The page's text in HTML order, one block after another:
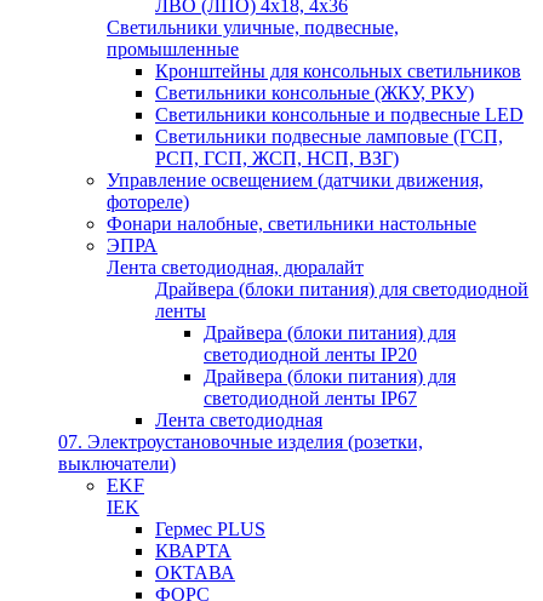
ЛВО (ЛПО) 4х18, 4х36
Светильники уличные, подвесные,
промышленные
Кронштейны для консольных светильников
Светильники консольные (ЖКУ, РКУ)
Светильники консольные и подвесные LED
Светильники подвесные ламповые (ГСП,
РСП, ГСП, ЖСП, НСП, ВЗГ)
Управление освещением (датчики движения,
фотореле)
Фонари налобные, светильники настольные
ЭПРА
Лента светодиодная, дюралайт
Драйвера (блоки питания) для светодиодной
ленты
Драйвера (блоки питания) для
светодиодной ленты IP20
Драйвера (блоки питания) для
светодиодной ленты IP67
Лента светодиодная
07. Электроустановочные изделия (розетки,
выключатели)
EKF
IEK
Гермес PLUS
КВАРТА
ОКТАВА
ФОРС